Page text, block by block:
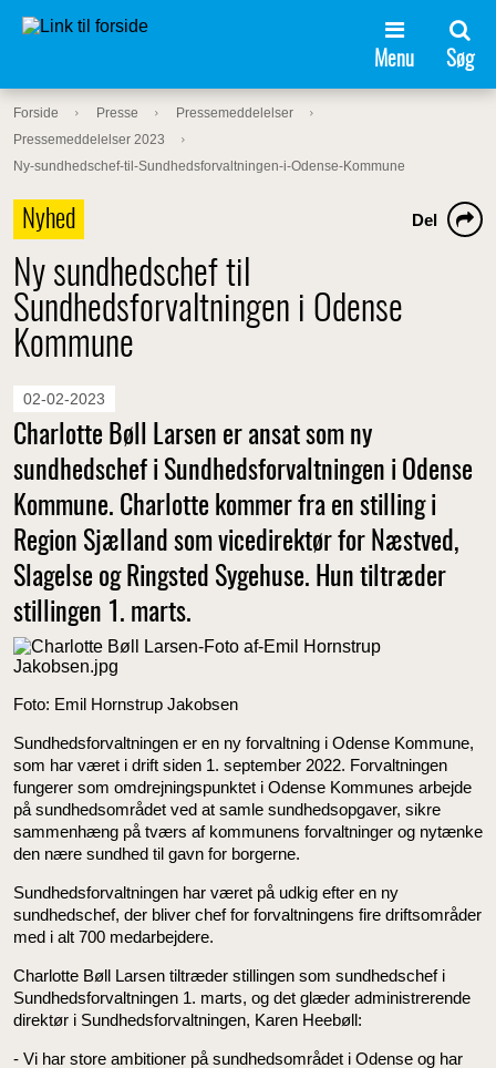
Menu Søg
Forside Presse
Pressemeddelelser
Pressemeddelelser 2023
Ny-sundhedschef-til-Sundhedsforvaltningen-i-Odense-Kommune
Nyhed
Ny sundhedschef til
Sundhedsforvaltningen i Odense
Kommune
Del
02-02-2023
Charlotte Bøll Larsen er ansat som ny
sundhedschef i Sundhedsforvaltningen i Odense
Kommune. Charlotte kommer fra en stilling i
Region Sjælland som vicedirektør for Næstved,
Slagelse og Ringsted Sygehuse. Hun tiltræder
stillingen 1. marts.
Foto: Emil Hornstrup Jakobsen
Sundhedsforvaltningen er en ny forvaltning i Odense Kommune,
som har været i drift siden 1. september 2022. Forvaltningen
fungerer som omdrejningspunktet i Odense Kommunes arbejde
på sundhedsområdet ved at samle sundhedsopgaver, sikre
sammenhæng på tværs af kommunens forvaltninger og nytænke
den nære sundhed til gavn for borgerne.
Sundhedsforvaltningen har været på udkig efter en ny
sundhedschef, der bliver chef for forvaltningens fire driftsområder
med i alt 700 medarbejdere.
Charlotte Bøll Larsen tiltræder stillingen som sundhedschef i
Sundhedsforvaltningen 1. marts, og det glæder administrerende
direktør i Sundhedsforvaltningen, Karen Heebøll:
- Vi har store ambitioner på sundhedsområdet i Odense og har